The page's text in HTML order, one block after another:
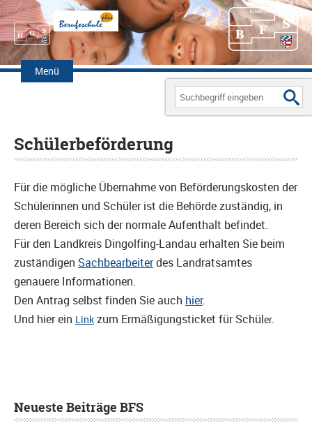
Menü
Zum
Inhalt
Search
for:
Schülerbeförderung
Für die mögliche Übernahme von Beförderungskosten der
Schülerinnen und Schüler ist die Behörde zuständig, in
deren Bereich sich der normale Aufenthalt befindet.
Für den Landkreis Dingolfing-Landau erhalten Sie beim
zuständigen Sachbearbeiterdes Landratsamtes
genauere Informationen.
Den Antrag selbst finden Sie auch hier.
Und hier ein Link zum Ermäßigungsticket für Schüler.
Neueste Beiträge BFS